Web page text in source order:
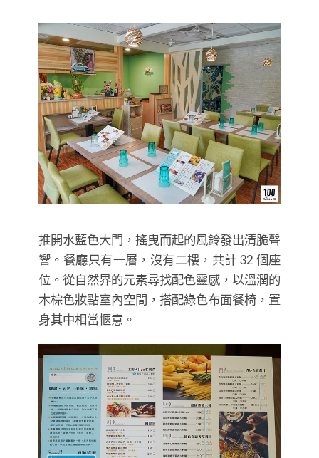
推開水藍色大門，搖曳而起的風鈴發出清脆聲
響。餐廳只有一層，沒有二樓，共計 32 個座
位。從自然界的元素尋找配色靈感，以溫潤的
木棕色妝點室內空間，搭配綠色布面餐椅，置
身其中相當愜意。